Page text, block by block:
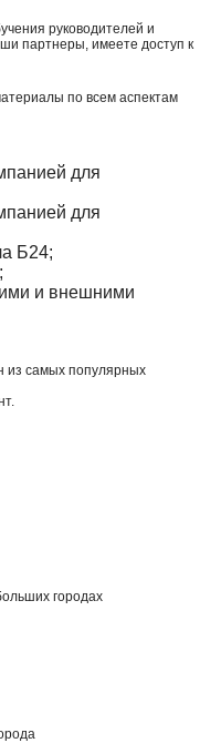
руководителей и
партнеры, имеете доступ к
по всем аспектам
для
для
Б24;
и внешними
из самых популярных
городах